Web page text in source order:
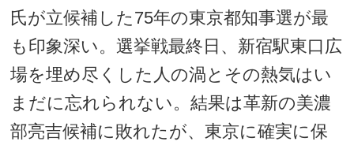
氏が立候補した75年の東京都知事選が最
も印象深い。選挙戦最終日、新宿駅東口広
場を埋め尽くした人の渦とその熱気はい
まだに忘れられない。結果は革新の美濃
部亮吉候補に敗れたが、東京に確実に保